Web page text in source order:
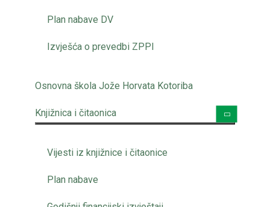
Plan nabave DV
Izvješća o prevedbi ZPPI
Osnovna škola Jože Horvata Kotoriba
Knjižnica i čitaonica
Vijesti iz knjižnice i čitaonice
Plan nabave